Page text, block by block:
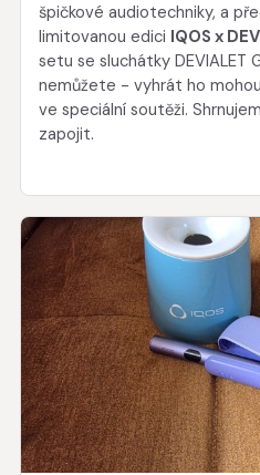
špičkové audiotechniky, a
limitovanou edici IQOS x
setu se sluchátky DEVIALET
nemůžete - vyhrát ho
ve speciální soutěži.
zapojit.